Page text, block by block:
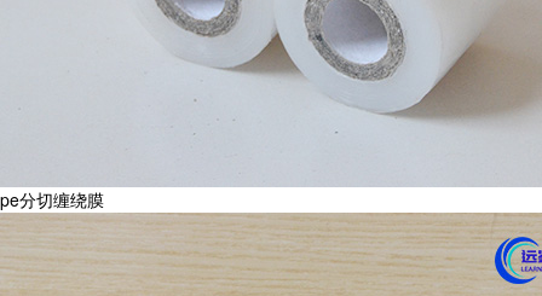
pe分切缠绕膜